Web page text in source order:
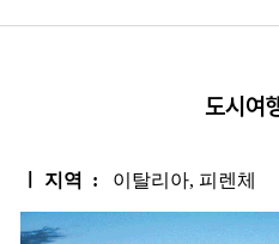
도시여
ㅣ 지역 : 이탈리아, 피렌체